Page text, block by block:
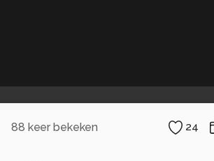
88 keer bekeken 24